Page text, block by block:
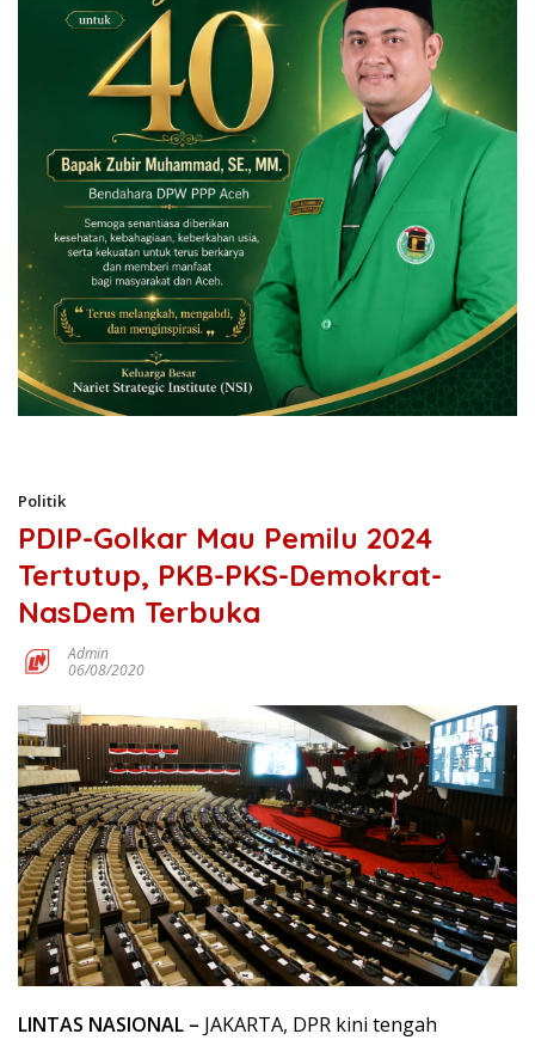
Politik
PDIP-Golkar Mau Pemilu 2024
Tertutup, PKB-PKS-Demokrat-
NasDem Terbuka
Admin
06/08/2020
LINTAS NASIONAL – JAKARTA, DPR kini tengah